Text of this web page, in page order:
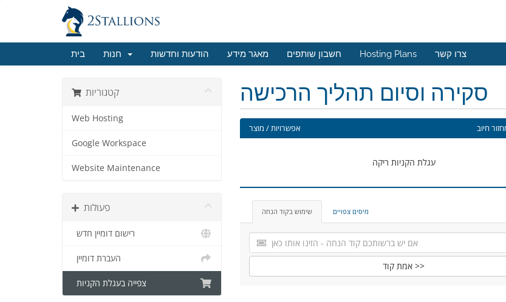
בית הודעות וחדשות מאגר מידע חשבון שותפים Hosting Plans צרו קשר
קטגוריות
Web Hosting
Google Workspace
Website Maintenance
פעולות
רישום דומיין חדש
העברת דומיין
צפייה בעגלת הקניות
סקירה וסיום תהליך הרכישה
אפשרויות / מוצר חיוב
עגלת הקניות ריקה
שימוש בקוד הנחה מיסים צפויים
אמת קוד >>